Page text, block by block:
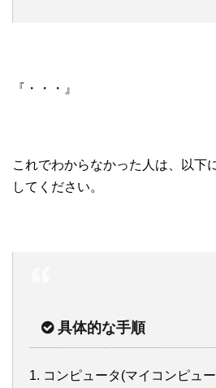
『・・・』
これでわからなかった人は、以下
してください。
具体的な手順
1. コンピュータ(マイコンピュー